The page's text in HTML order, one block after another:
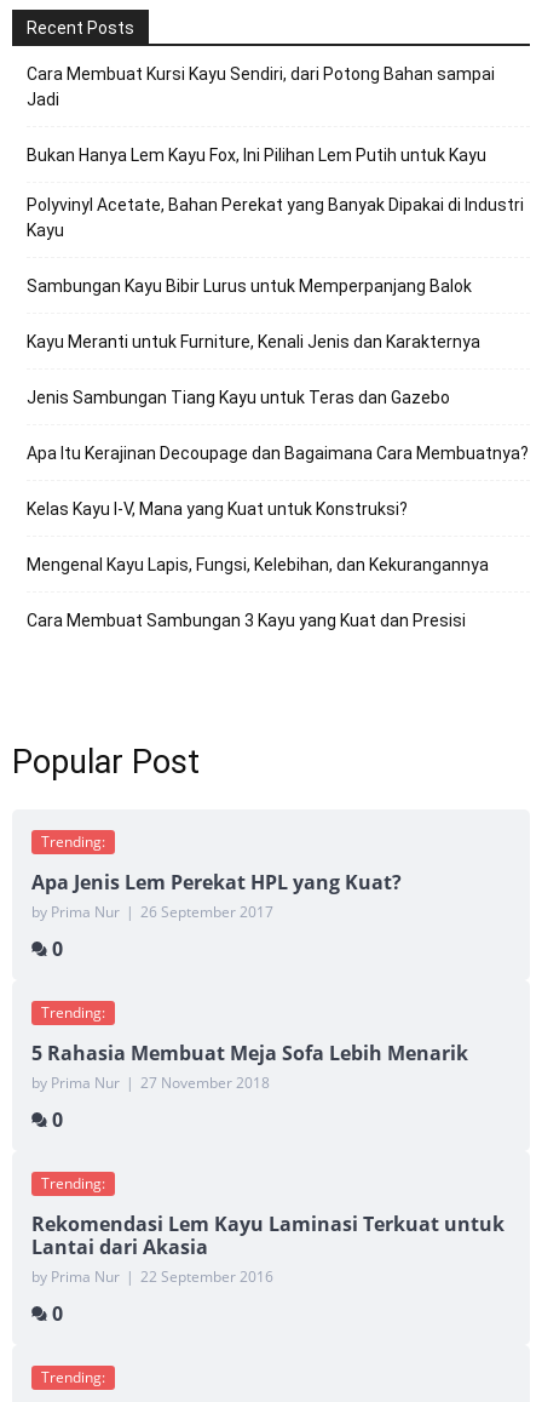
Recent Posts
Cara Membuat Kursi Kayu Sendiri, dari Potong Bahan sampai
Jadi
Bukan Hanya Lem Kayu Fox, Ini Pilihan Lem Putih untuk Kayu
Polyvinyl Acetate, Bahan Perekat yang Banyak Dipakai di Industri
Kayu
Sambungan Kayu Bibir Lurus untuk Memperpanjang Balok
Kayu Meranti untuk Furniture, Kenali Jenis dan Karakternya
Jenis Sambungan Tiang Kayu untuk Teras dan Gazebo
Apa Itu Kerajinan Decoupage dan Bagaimana Cara Membuatnya?
Kelas Kayu I-V, Mana yang Kuat untuk Konstruksi?
Mengenal Kayu Lapis, Fungsi, Kelebihan, dan Kekurangannya
Cara Membuat Sambungan 3 Kayu yang Kuat dan Presisi
Popular Post
Trending:
Apa Jenis Lem Perekat HPL yang Kuat?
by Prima Nur | 26 September 2017
0
Trending:
5 Rahasia Membuat Meja Sofa Lebih Menarik
by Prima Nur | 27 November 2018
0
Trending:
Rekomendasi Lem Kayu Laminasi Terkuat untuk
Lantai dari Akasia
by Prima Nur | 22 September 2016
0
Trending: